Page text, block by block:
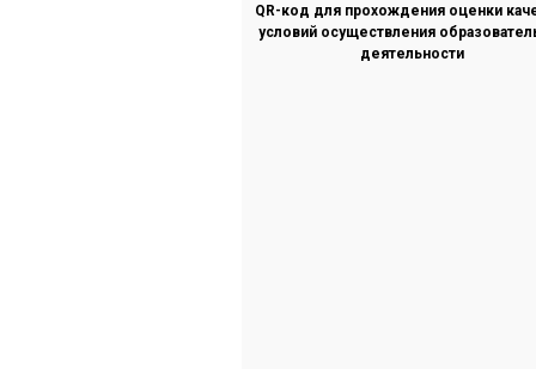
QR-код для прохождения оценки
условий осуществления
деятельности